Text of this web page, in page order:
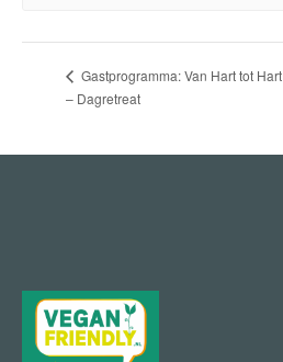
Gastprogramma: Van Hart tot Hart
– Dagretreat